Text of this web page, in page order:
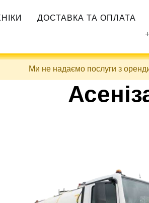
ДОСТАВКА ТА ОПЛАТА
Ми не надаємо послуги з